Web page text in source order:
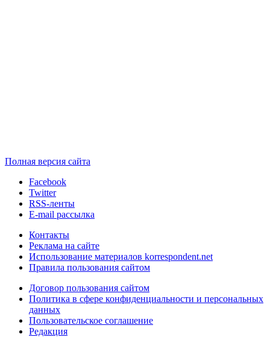
Полная версия сайта
Facebook
Twitter
RSS-ленты
E-mail рассылка
Контакты
Реклама на сайте
Использование материалов korrespondent.net
Правила пользования сайтом
Договор пользования сайтом
Политика в сфере конфиденциальности и персональных
данных
Пользовательское соглашение
Редакция